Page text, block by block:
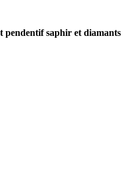
pendentif saphir et diamants